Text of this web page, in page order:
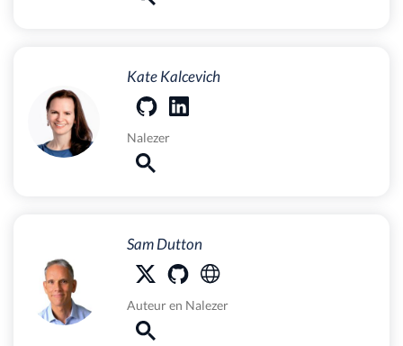
Kate Kalcevich
Nalezer
Sam Dutton
Auteuren Nalezer